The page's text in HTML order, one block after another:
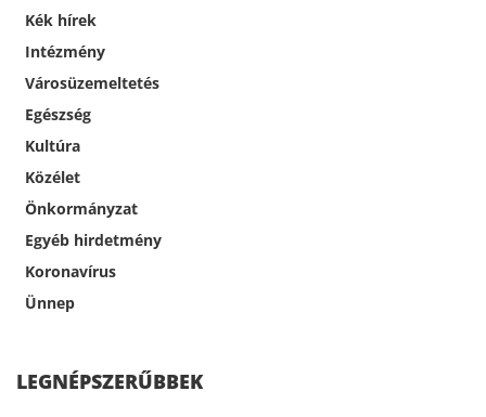
Kék hírek
Intézmény
Városüzemeltetés
Egészség
Kultúra
Közélet
Önkormányzat
Egyéb hirdetmény
Koronavírus
Ünnep
LEGNÉPSZERŰBBEK